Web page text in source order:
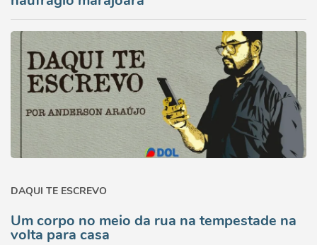
DAQUI TE ESCREVO
Um corpo no meio da rua na tempestade na
volta para casa